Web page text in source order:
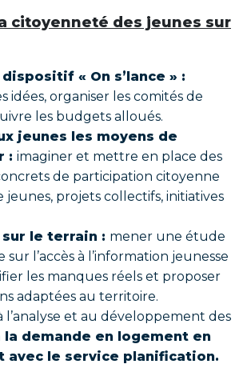
citoyenneté des jeunes sur
« On s’lance » :
idées, organiser les comités de
les budgets alloués.
jeunes les moyens de
: imaginer et mettre en place des
de participation citoyenne
jeunes, projets collectifs, initiatives
le terrain : mener une étude
sur l’accès à l’information jeunesse
les manques réels et proposer
adaptées au territoire.
l’analyse et au développement des
la demande en logement en
avec le service planification.